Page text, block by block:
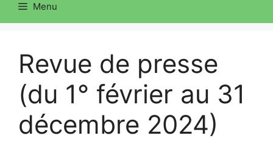
Menu
Revue de presse
(du 1° février au 31
décembre 2024)